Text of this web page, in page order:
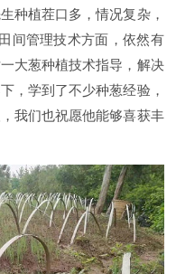
种植茬口多，情况复杂，
间管理技术方面，依然有
大葱种植技术指导，解决
，学到了不少种葱经验，
我们也祝愿他能够喜获丰